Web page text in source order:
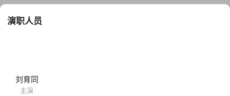
来，朝堂与江湖的决战也就此展开。
演职人员
刘育同
主演